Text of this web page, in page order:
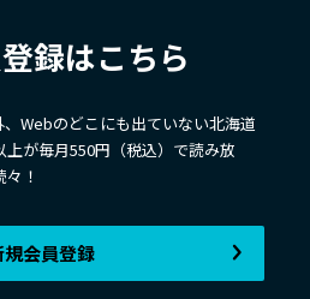
録はこちら
Webのどこにも出ていない北海道
が毎月550円（税込）で読み放
！
規会員登録